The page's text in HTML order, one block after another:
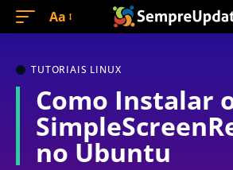
Aa
TUTORIAIS LINUX
Como Instalar
no Ubuntu